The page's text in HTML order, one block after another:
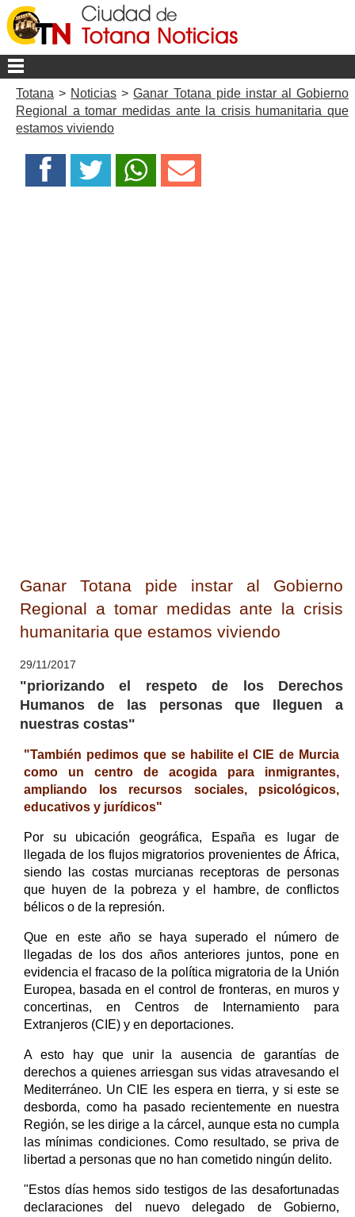
Totana > Noticias >Ganar Totana pide instar al Gobierno
Regional a tomar medidas ante la crisis humanitaria que
estamos viviendo
Ganar Totana pide instar al Gobierno
Regional a tomar medidas ante la crisis
humanitaria que estamos viviendo
29/11/2017
"priorizando el respeto de los Derechos
Humanos de las personas que lleguen a
nuestras costas"
"También pedimos que se habilite el CIE de Murcia
como un centro de acogida para inmigrantes,
ampliando los recursos sociales, psicológicos,
educativos y jurídicos"
Por su ubicación geográfica, España es lugar de
llegada de los flujos migratorios provenientes de África,
siendo las costas murcianas receptoras de personas
que huyen de la pobreza y el hambre, de conflictos
bélicos o de la represión.
Que en este año se haya superado el número de
llegadas de los dos años anteriores juntos, pone en
evidencia el fracaso de la política migratoria de la Unión
Europea, basada en el control de fronteras, en muros y
concertinas, en Centros de Internamiento para
Extranjeros (CIE) y en deportaciones.
A esto hay que unir la ausencia de garantías de
derechos a quienes arriesgan sus vidas atravesando el
Mediterráneo. Un CIE les espera en tierra, y si este se
desborda, como ha pasado recientemente en nuestra
Región, se les dirige a la cárcel, aunque esta no cumpla
las mínimas condiciones. Como resultado, se priva de
libertad a personas que no han cometido ningún delito.
"Estos días hemos sido testigos de las desafortunadas
declaraciones del nuevo delegado de Gobierno,